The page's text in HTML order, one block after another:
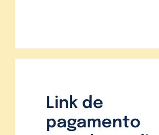
Link de
pagamento